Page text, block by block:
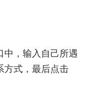
中，输入自己所遇
方式，最后点击